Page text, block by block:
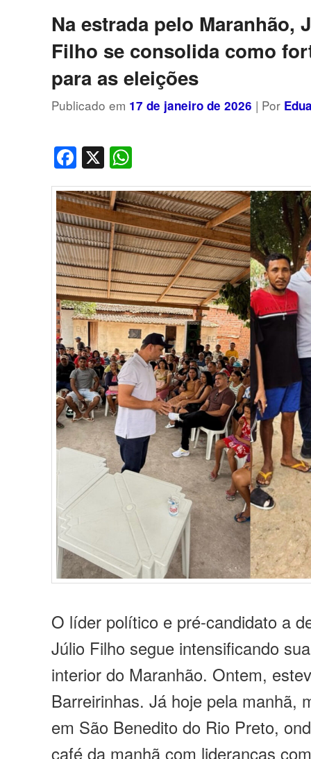
Na estrada pelo Maranhão,
Filho se consolida como
para as eleições
Publicado em 17 de janeiro de 2026 | Por
Facebook
X
O líder político e pré-candidato a
Júlio Filho segue intensificando
interior do Maranhão. Ontem,
Barreirinhas. Já hoje pela manhã,
em São Benedito do Rio Preto,
café da manhã com lideranças